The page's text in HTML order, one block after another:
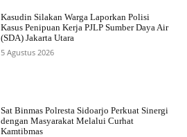
Kasudin Silakan Warga Laporkan Polisi
Kasus Penipuan Kerja PJLP Sumber Daya Air
(SDA) Jakarta Utara
5 Agustus 2026
Sat Binmas Polresta Sidoarjo Perkuat Sinergi
dengan Masyarakat Melalui Curhat
Kamtibmas